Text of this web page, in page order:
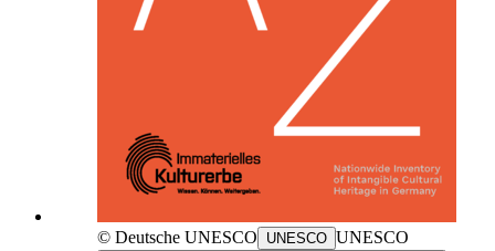
© Deutsche UNESCO UNESCO UNESCO